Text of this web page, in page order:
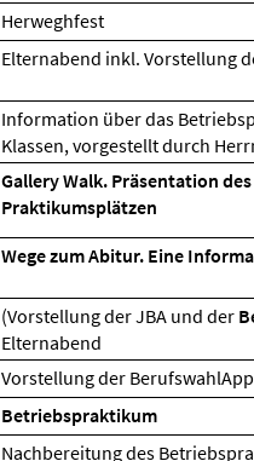
Herweghfest
Elternabend inkl. Vorstellung
Information über das
Klassen, vorgestellt durch
Gallery Walk. Präsentation
Praktikumsplätzen
Wege zum Abitur. Eine
(Vorstellung der JBA und der
Elternabend
Vorstellung der BerufswahlApp
Betriebspraktikum
Nachbereitung des